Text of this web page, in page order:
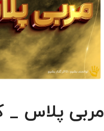
مربی پلاس _